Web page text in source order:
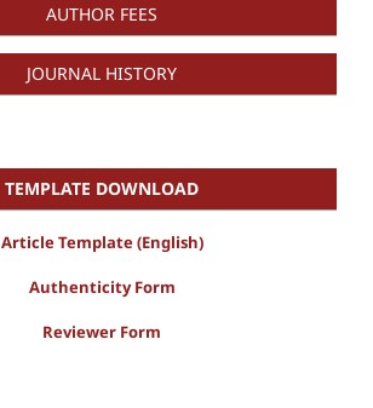
AUTHOR FEES
JOURNAL HISTORY
TEMPLATE DOWNLOAD
Article Template (English)
Authenticity Form
Reviewer Form